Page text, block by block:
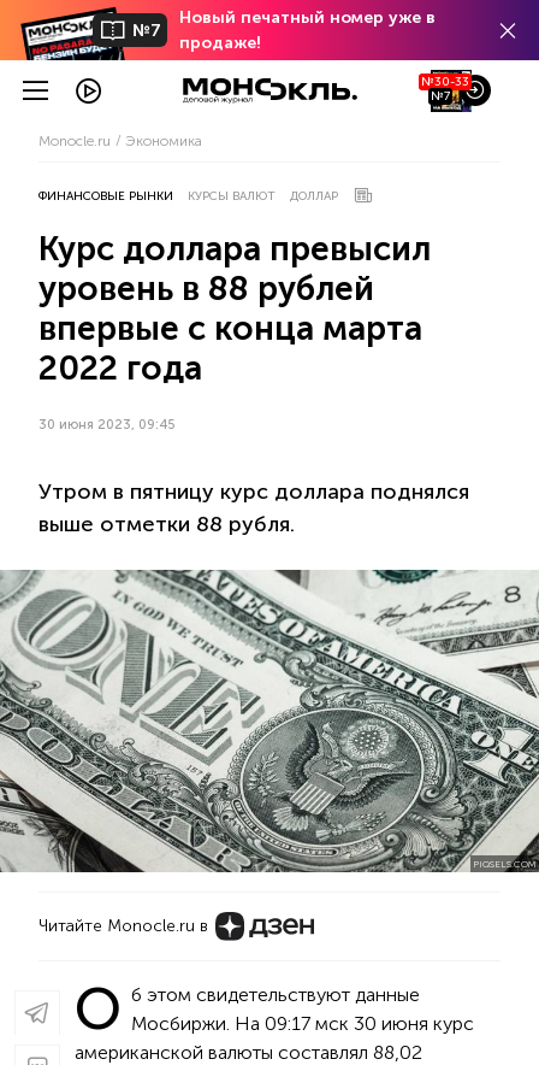
№7
Новый печатный номер уже в
продаже!
№30-33
№7
Monocle.ru Экономика
ФИНАНСОВЫЕ РЫНКИ КУРСЫ ВАЛЮТ ДОЛЛАР
Курс доллара превысил
уровень в 88 рублей
впервые с конца марта
2022 года
30 июня 2023, 09:45
Утром в пятницу курс доллара поднялся
выше отметки 88 рубля.
PIQSELS.COM
Читайте Monocle.ru в
О б этом свидетельствуют данные
Мосбиржи. На 09:17 мск 30 июня курс
американской валюты составлял 88,02